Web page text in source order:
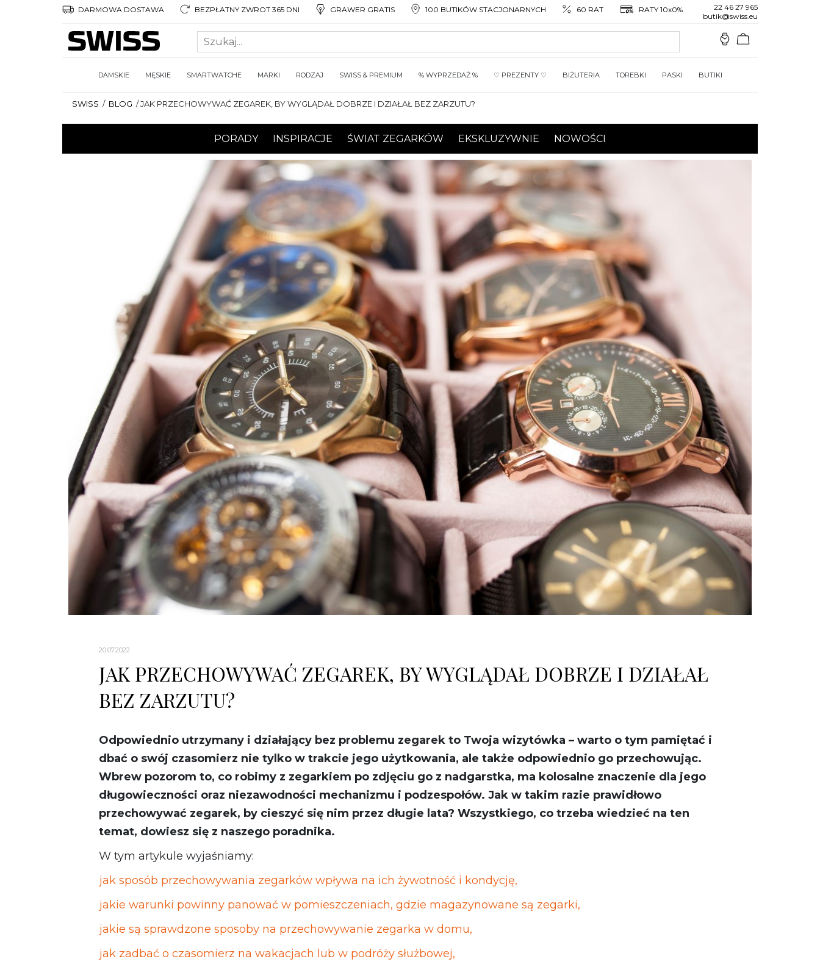
DARMOWA DOSTAWA BEZPŁATNY ZWROT 365 DNI GRAWER GRATIS 100 BUTIKÓW STACJONARNYCH 60 RAT RATY 10x0%
22 46 27 965
butik@swiss.eu
DAMSKIE MĘSKIE SMARTWATCHE MARKI RODZAJ SWISS & PREMIUM % WYPRZEDAŻ % ♡ PREZENTY ♡ BIŻUTERIA TOREBKI PASKI BUTIKI
SWISS / BLOG /JAK PRZECHOWYWAĆ ZEGAREK, BY WYGLĄDAŁ DOBRZE I DZIAŁAŁ BEZ ZARZUTU?
PORADY INSPIRACJE ŚWIAT ZEGARKÓW EKSKLUZYWNIE NOWOŚCI
20.07.2022
JAK PRZECHOWYWAĆ ZEGAREK, BY WYGLĄDAŁ DOBRZE I DZIAŁAŁ
BEZ ZARZUTU?
Odpowiednio utrzymany i działający bez problemu zegarek to Twoja wizytówka – warto o tym pamiętać i
dbać o swój czasomierz nie tylko w trakcie jego użytkowania, ale także odpowiednio go przechowując.
Wbrew pozorom to, co robimy z zegarkiem po zdjęciu go z nadgarstka, ma kolosalne znaczenie dla jego
długowieczności oraz niezawodności mechanizmu i podzespołów. Jak w takim razie prawidłowo
przechowywać zegarek, by cieszyć się nim przez długie lata? Wszystkiego, co trzeba wiedzieć na ten
temat, dowiesz się z naszego poradnika.
W tym artykule wyjaśniamy:
jak sposób przechowywania zegarków wpływa na ich żywotność i kondycję,
jakie warunki powinny panować w pomieszczeniach, gdzie magazynowane są zegarki,
jakie są sprawdzone sposoby na przechowywanie zegarka w domu,
jak zadbać o czasomierz na wakacjach lub w podróży służbowej,